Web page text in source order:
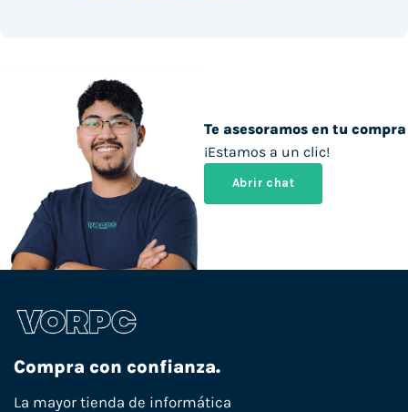
Te asesoramos en tu compra
¡Estamos a un clic!
Abrir chat
Compra con confianza.
La mayor tienda de informática